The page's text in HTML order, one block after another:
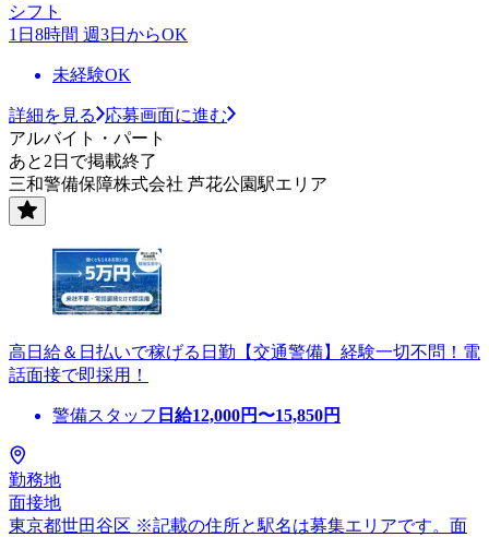
シフト
1日8時間 週3日からOK
未経験OK
詳細を見る
応募画面に進む
アルバイト・パート
あと2日で掲載終了
三和警備保障株式会社 芦花公園駅エリア
高日給＆日払いで稼げる日勤【交通警備】経験一切不問！電
話面接で即採用！
警備スタッフ 日給12,000円〜15,850円
勤務地
面接地
東京都世田谷区 ※記載の住所と駅名は募集エリアです。面